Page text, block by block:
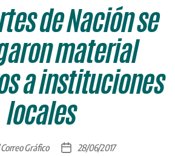
de Nación se
material
a instituciones
locales
Gráfico
Fecha28/06/2017